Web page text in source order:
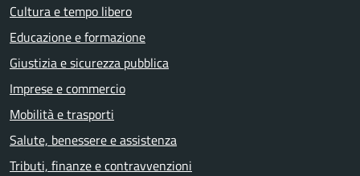
Cultura e tempo libero
Educazione e formazione
Giustizia e sicurezza pubblica
Imprese e commercio
Mobilità e trasporti
Salute, benessere e assistenza
Tributi, finanze e contravvenzioni